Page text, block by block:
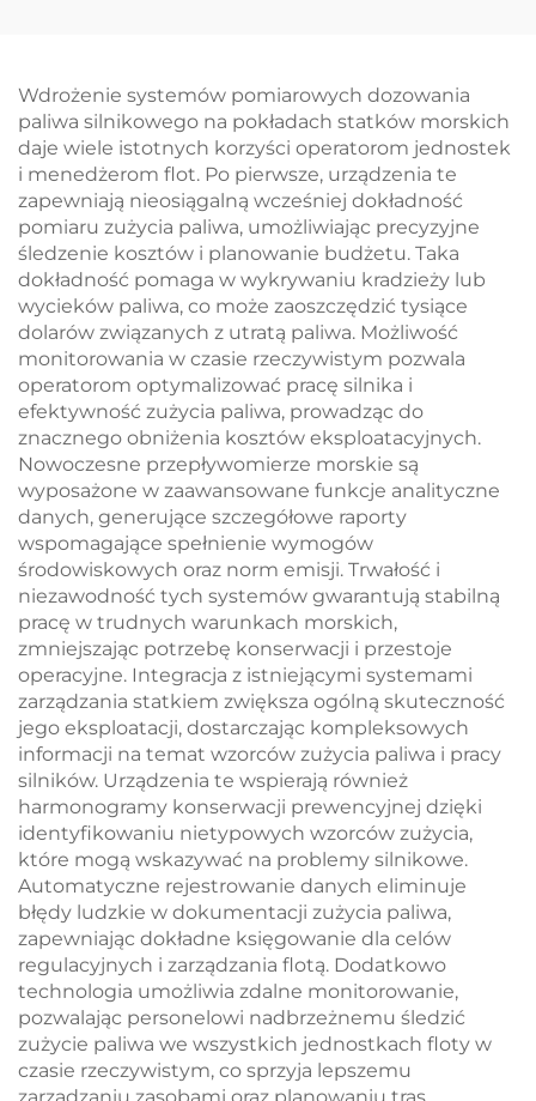
Wdrożenie systemów pomiarowych dozowania
paliwa silnikowego na pokładach statków morskich
daje wiele istotnych korzyści operatorom jednostek
i menedżerom flot. Po pierwsze, urządzenia te
zapewniają nieosiągalną wcześniej dokładność
pomiaru zużycia paliwa, umożliwiając precyzyjne
śledzenie kosztów i planowanie budżetu. Taka
dokładność pomaga w wykrywaniu kradzieży lub
wycieków paliwa, co może zaoszczędzić tysiące
dolarów związanych z utratą paliwa. Możliwość
monitorowania w czasie rzeczywistym pozwala
operatorom optymalizować pracę silnika i
efektywność zużycia paliwa, prowadząc do
znacznego obniżenia kosztów eksploatacyjnych.
Nowoczesne przepływomierze morskie są
wyposażone w zaawansowane funkcje analityczne
danych, generujące szczegółowe raporty
wspomagające spełnienie wymogów
środowiskowych oraz norm emisji. Trwałość i
niezawodność tych systemów gwarantują stabilną
pracę w trudnych warunkach morskich,
zmniejszając potrzebę konserwacji i przestoje
operacyjne. Integracja z istniejącymi systemami
zarządzania statkiem zwiększa ogólną skuteczność
jego eksploatacji, dostarczając kompleksowych
informacji na temat wzorców zużycia paliwa i pracy
silników. Urządzenia te wspierają również
harmonogramy konserwacji prewencyjnej dzięki
identyfikowaniu nietypowych wzorców zużycia,
które mogą wskazywać na problemy silnikowe.
Automatyczne rejestrowanie danych eliminuje
błędy ludzkie w dokumentacji zużycia paliwa,
zapewniając dokładne księgowanie dla celów
regulacyjnych i zarządzania flotą. Dodatkowo
technologia umożliwia zdalne monitorowanie,
pozwalając personelowi nadbrzeżnemu śledzić
zużycie paliwa we wszystkich jednostkach floty w
czasie rzeczywistym, co sprzyja lepszemu